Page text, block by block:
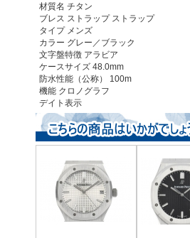
材質名 チタン
ブレス ストラップ ストラップ
タイプ メンズ
カラー グレー／ブラック
文字盤特徴 アラビア
ケースサイズ 48.0mm
防水性能（公称）
100m
機能 クロノグラフ
デイト表示